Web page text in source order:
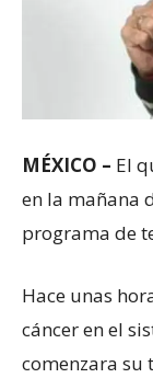
MÉXICO – El
en la mañana
programa de
Hace unas
cáncer en el
comenzara su